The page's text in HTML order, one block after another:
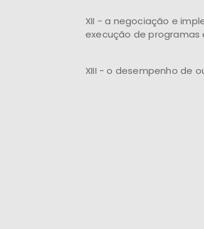
XII - a negociação e
execução de
XIII - o desempenho de